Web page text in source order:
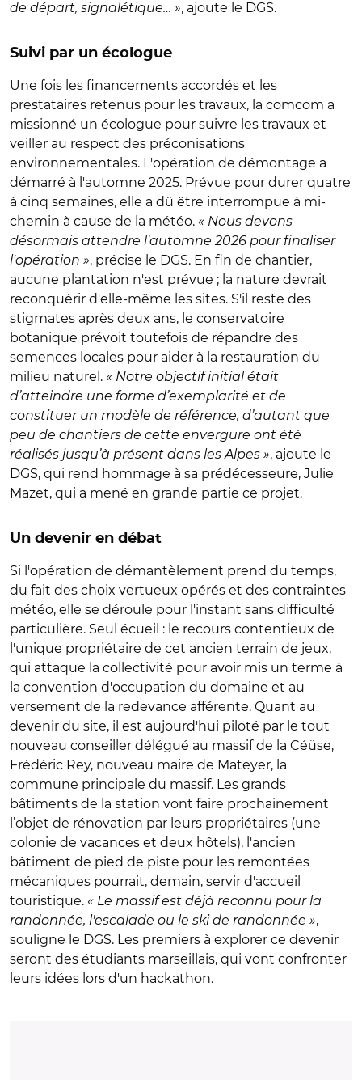
de départ, signalétique… », ajoute le DGS.
Suivi par un écologue
Une fois les financements accordés et les
prestataires retenus pour les travaux, la comcom a
missionné un écologue pour suivre les travaux et
veiller au respect des préconisations
environnementales. L'opération de démontage a
démarré à l'automne 2025. Prévue pour durer quatre
à cinq semaines, elle a dû être interrompue à mi-
chemin à cause de la météo. « Nous devons
désormais attendre l'automne 2026 pour finaliser
l'opération », précise le DGS. En fin de chantier,
aucune plantation n'est prévue ; la nature devrait
reconquérir d'elle-même les sites. S'il reste des
stigmates après deux ans, le conservatoire
botanique prévoit toutefois de répandre des
semences locales pour aider à la restauration du
milieu naturel. « Notre objectif initial était
d’atteindre une forme d’exemplarité et de
constituer un modèle de référence, d’autant que
peu de chantiers de cette envergure ont été
réalisés jusqu’à présent dans les Alpes », ajoute le
DGS, qui rend hommage à sa prédécesseure, Julie
Mazet, qui a mené en grande partie ce projet.
Un devenir en débat
Si l'opération de démantèlement prend du temps,
du fait des choix vertueux opérés et des contraintes
météo, elle se déroule pour l'instant sans difficulté
particulière. Seul écueil : le recours contentieux de
l'unique propriétaire de cet ancien terrain de jeux,
qui attaque la collectivité pour avoir mis un terme à
la convention d'occupation du domaine et au
versement de la redevance afférente. Quant au
devenir du site, il est aujourd'hui piloté par le tout
nouveau conseiller délégué au massif de la Céüse,
Frédéric Rey, nouveau maire de Mateyer, la
commune principale du massif. Les grands
bâtiments de la station vont faire prochainement
l’objet de rénovation par leurs propriétaires (une
colonie de vacances et deux hôtels), l'ancien
bâtiment de pied de piste pour les remontées
mécaniques pourrait, demain, servir d'accueil
touristique. « Le massif est déjà reconnu pour la
randonnée, l'escalade ou le ski de randonnée »,
souligne le DGS. Les premiers à explorer ce devenir
seront des étudiants marseillais, qui vont confronter
leurs idées lors d'un hackathon.